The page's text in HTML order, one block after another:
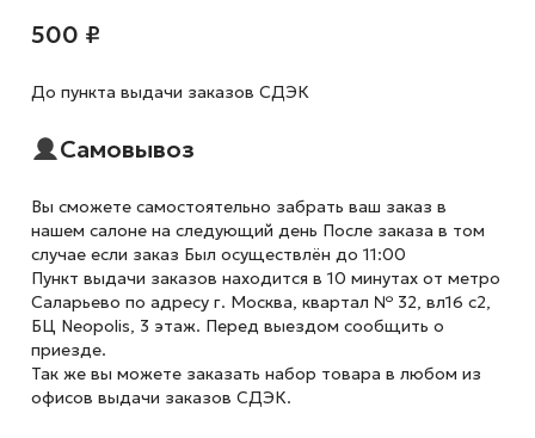
500 ₽
До пункта выдачи заказов СДЭК
Самовывоз
Вы сможете самостоятельно забрать ваш заказ в
нашем салоне на следующий день После заказа в том
случае если заказ Был осуществлён до 11:00
Пункт выдачи заказов находится в 10 минутах от метро
Саларьево по адресу г. Москва, квартал № 32, вл16 с2,
БЦ Neopolis, 3 этаж. Перед выездом сообщить о
приезде.
Так же вы можете заказать набор товара в любом из
офисов выдачи заказов СДЭК.